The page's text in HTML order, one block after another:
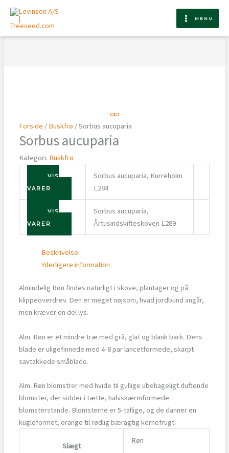
indholdet
MENU
Forside / Buskfrø / Sorbus aucuparia
Sorbus aucuparia
Kategori: Buskfrø
VIS
VARER
Sorbus aucuparia, Kurreholm
L284
VIS
VARER
Sorbus aucuparia,
Årtusindskifteskoven L289
Beskrivelse
Yderligere information
Almindelig Røn findes naturligt i skove, plantager og på
klippeoverdrev. Den er meget nøjsom, hvad jordbund angår,
men kræver en del lys.
Alm. Røn er et mindre træ med grå, glat og blank bark. Dens
blade er uligefinnede med 4-8 par lancetformede, skarpt
savtakkede småblade.
Alm. Røn blomstrer med hvide til gullige ubehageligt duftende
blomster, der sidder i tætte, halvskærmformede
blomsterstande. Blomsterne er 5-tallige, og de danner en
kugleformet, orange til rødlig bæragtig kernefrugt.
Slægt
Røn